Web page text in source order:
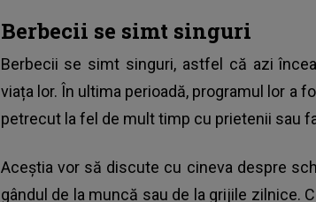
Berbecii se simt singuri
Berbecii se simt singuri, astfel că azi
viața lor. În ultima perioadă, programul lor a
petrecut la fel de mult timp cu prietenii sau
Aceștia vor să discute cu cineva despre
gândul de la muncă sau de la grijile zilnice.